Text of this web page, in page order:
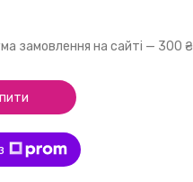
замовлення на сайті — 300 ₴